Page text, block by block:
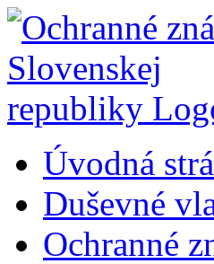
Úvodná
Duševné
Ochranné